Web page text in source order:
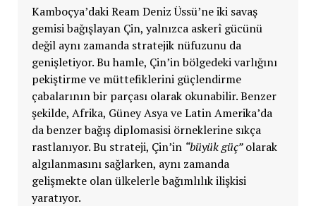
Kamboçya’daki Ream Deniz Üssü’ne iki savaş
gemisi bağışlayan Çin, yalnızca askerî gücünü
değil aynı zamanda stratejik nüfuzunu da
genişletiyor. Bu hamle, Çin’in bölgedeki varlığını
pekiştirme ve müttefiklerini güçlendirme
çabalarının bir parçası olarak okunabilir. Benzer
şekilde, Afrika, Güney Asya ve Latin Amerika’da
da benzer bağış diplomasisi örneklerine sıkça
rastlanıyor. Bu strateji, Çin’in “büyük güç”olarak
algılanmasını sağlarken, aynı zamanda
gelişmekte olan ülkelerle bağımlılık ilişkisi
yaratıyor.